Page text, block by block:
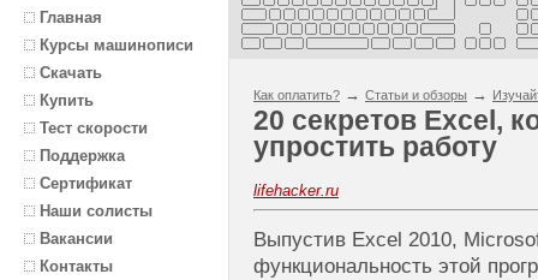
Главная
Курсы машинописи
Скачать
Купить
Тест скорости
Поддержка
Сертификат
Наши солисты
Вакансии
Контакты
Как оплатить? → Статьи и обзоры →
20 секретов Excel,
упростить работу
lifehacker.ru
Выпустив Excel 2010,
функциональность этой